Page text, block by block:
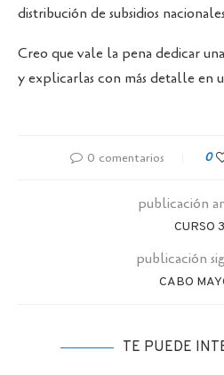
distribución de subsidios
Creo que vale la pena dedicar
y explicarlas con más detalle en
0 comentarios 0
publicación
CURSO 3
publicación
CABO
TE PUEDE